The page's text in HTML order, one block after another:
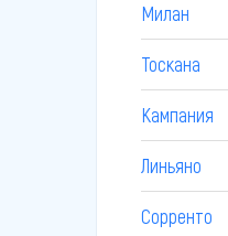
Милан
Тоскана
Кампания
Линьяно
Сорренто